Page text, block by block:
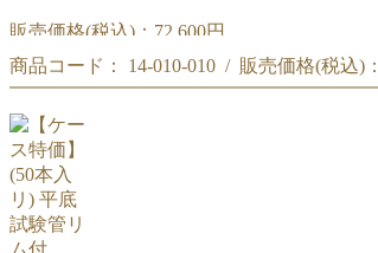
販売価格(税込)： 72,600円
【大量特価】 (100本入×4箱) 平底試験管リ
商品コード： 14-010-010 / 販売価格(税込)：
【大量特価】 (100本入×4箱) 平底試験管リム付 25X100